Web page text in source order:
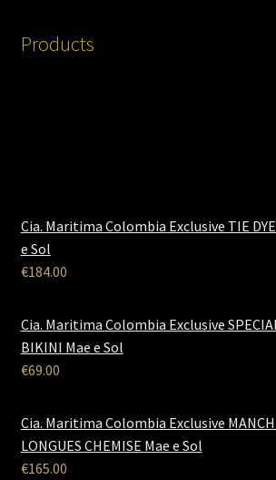
Products
Cia. Maritima Colombia Exclusive TIE
e Sol
€184.00
Cia. Maritima Colombia Exclusive
BIKINI Mae e Sol
€69.00
Cia. Maritima Colombia Exclusive
LONGUES CHEMISE Mae e Sol
€165.00